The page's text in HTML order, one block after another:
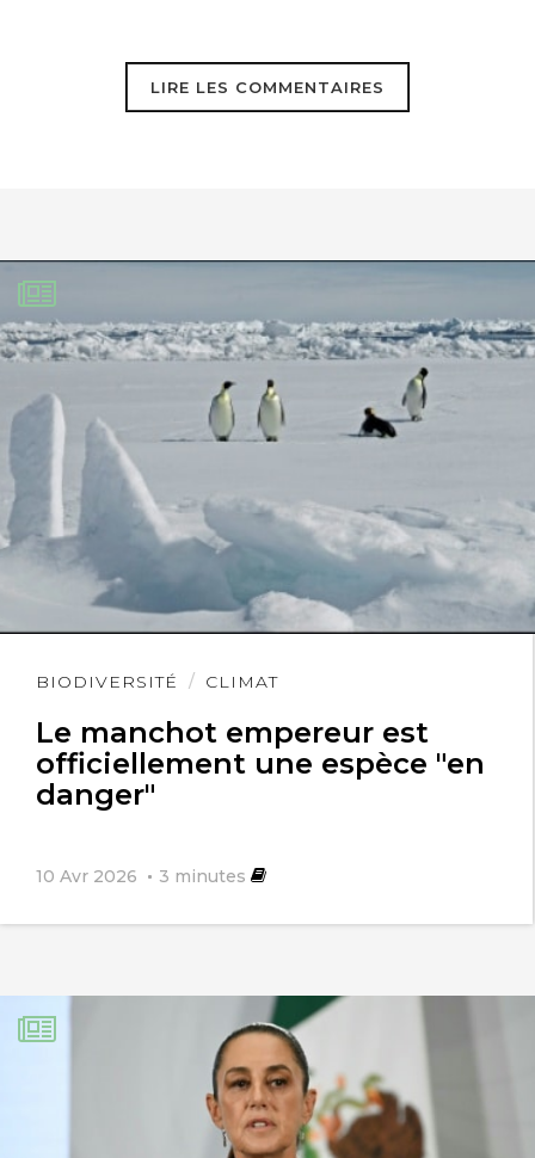
dû faire à Paris
Balendard 2 juillet 2024
Avec un débit de l’ordre de 2000
mètres cubes par seconde à vérifier
dans la ville du Caire l’Égypte pourrait
s’inspirer de ce qui aurait pu être fait à
LIRE LES COMMENTAIRES
BIODIVERSITÉ CLIMAT
Le manchot empereur est
officiellement une espèce "en
danger"
10 Avr 2026 3 minutes
Lire